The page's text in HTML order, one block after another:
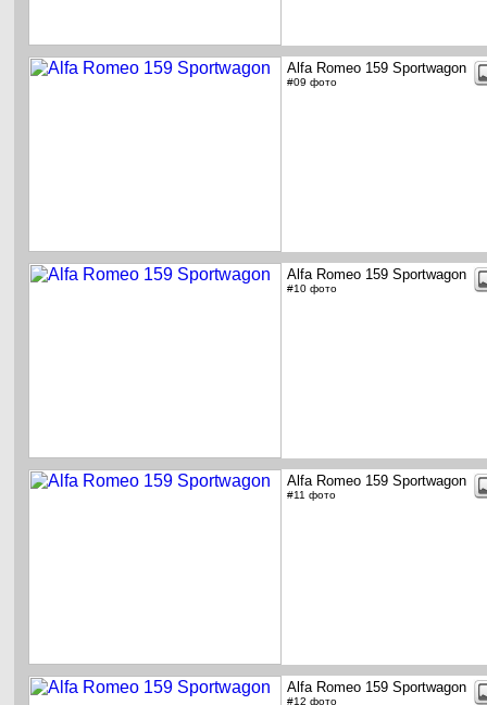
Alfa Romeo 159 Sportwagon
#09 фото
Alfa Romeo 159 Sportwagon
#10 фото
Alfa Romeo 159 Sportwagon
#11 фото
Alfa Romeo 159 Sportwagon
#12 фото